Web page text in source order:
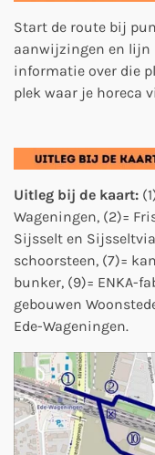
Start de route bij
aanwijzingen en lijn
informatie over die
plek waar je horeca
Uitleg bij de kaart:
Wageningen, (2)=
Sijsselt en
schoorsteen, (7)=
bunker, (9)= ENKA-
gebouwen
Ede-Wageningen.